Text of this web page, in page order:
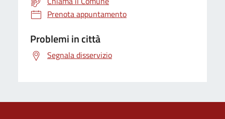
Prenota appuntamento
Problemi in città
Segnala disservizio